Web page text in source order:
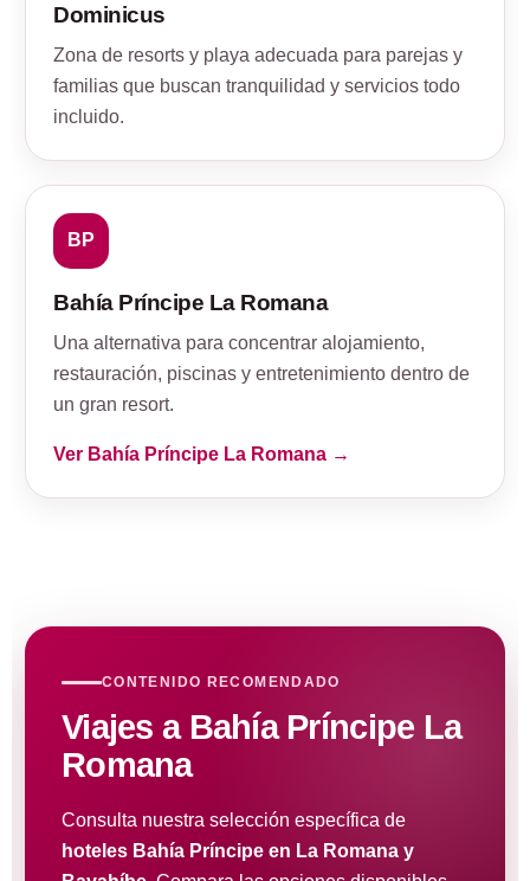
Dominicus
Zona de resorts y playa adecuada para parejas y
familias que buscan tranquilidad y servicios todo
incluido.
BP
Bahía Príncipe La Romana
Una alternativa para concentrar alojamiento,
restauración, piscinas y entretenimiento dentro de
un gran resort.
Ver Bahía Príncipe La Romana →
CONTENIDO RECOMENDADO
Viajes a Bahía Príncipe La
Romana
Consulta nuestra selección específica de
hoteles Bahía Príncipe en La Romana y